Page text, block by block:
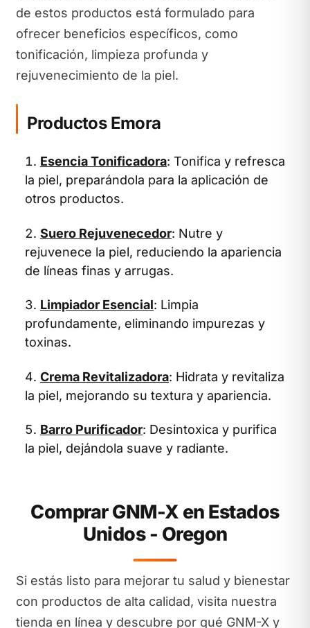
de estos productos está formulado para
ofrecer beneficios específicos, como
tonificación, limpieza profunda y
rejuvenecimiento de la piel.
Productos Emora
Esencia Tonificadora: Tonifica y refresca
la piel, preparándola para la aplicación de
otros productos.
Suero Rejuvenecedor: Nutre y
rejuvenece la piel, reduciendo la apariencia
de líneas finas y arrugas.
Limpiador Esencial: Limpia
profundamente, eliminando impurezas y
toxinas.
Crema Revitalizadora: Hidrata y revitaliza
la piel, mejorando su textura y apariencia.
Barro Purificador: Desintoxica y purifica
la piel, dejándola suave y radiante.
Comprar GNM-X en Estados
Unidos - Oregon
Si estás listo para mejorar tu salud y bienestar
con productos de alta calidad, visita nuestra
tienda en línea y descubre por qué GNM-X y